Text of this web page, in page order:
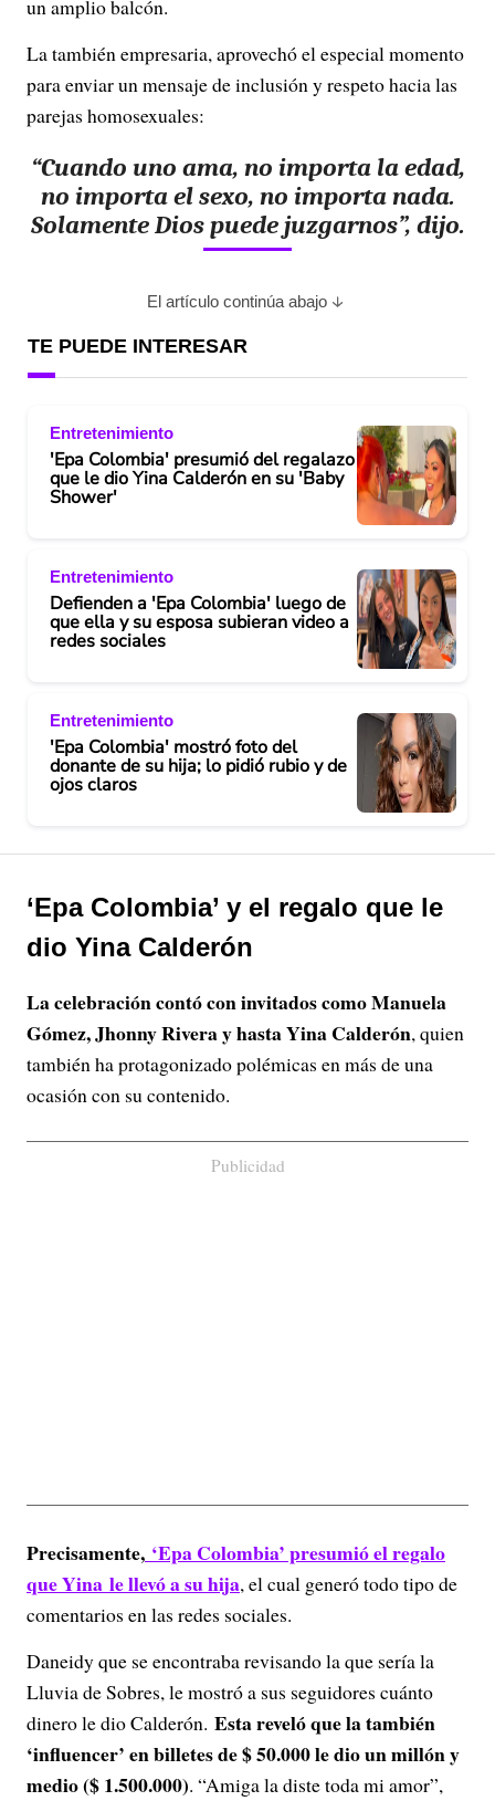
un amplio balcón.
La también empresaria, aprovechó el especial momento
para enviar un mensaje de inclusión y respeto hacia las
parejas homosexuales:
“Cuando uno ama, no importa la edad,
no importa el sexo, no importa nada.
Solamente Dios puede juzgarnos”, dijo.
El artículo continúa abajo
TE PUEDE INTERESAR
Entretenimiento
'Epa Colombia' presumió del regalazo
que le dio Yina Calderón en su 'Baby
Shower'
Entretenimiento
Defienden a 'Epa Colombia' luego de
que ella y su esposa subieran video a
redes sociales
Entretenimiento
'Epa Colombia' mostró foto del
donante de su hija; lo pidió rubio y de
ojos claros
‘Epa Colombia’ y el regalo que le
dio Yina Calderón
La celebración contó con invitados como Manuela
Gómez, Jhonny Rivera y hasta Yina Calderón, quien
también ha protagonizado polémicas en más de una
ocasión con su contenido.
Publicidad
Precisamente, ‘Epa Colombia’ presumió el regalo
que Yina le llevó a su hija, el cual generó todo tipo de
comentarios en las redes sociales.
Daneidy que se encontraba revisando la que sería la
Lluvia de Sobres, le mostró a sus seguidores cuánto
dinero le dio Calderón. Esta reveló que la también
‘influencer’ en billetes de $ 50.000 le dio un millón y
medio ($ 1.500.000). “Amiga la diste toda mi amor”,